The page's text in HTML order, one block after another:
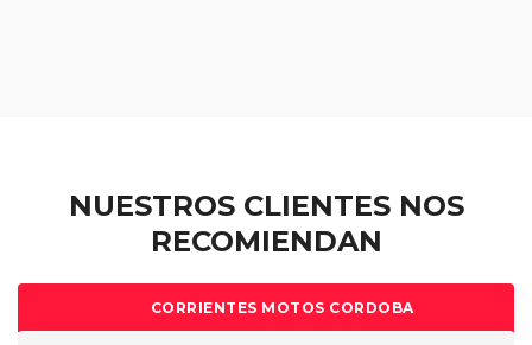
NUESTROS CLIENTES NOS
RECOMIENDAN
CORRIENTES MOTOS CORDOBA